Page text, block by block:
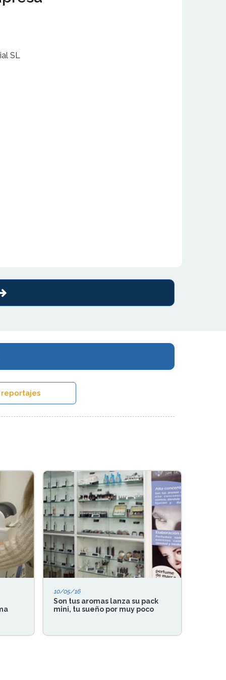
SL
10/05/16
Son tus aromas lanza su pack
mini, tu sueño por muy poco